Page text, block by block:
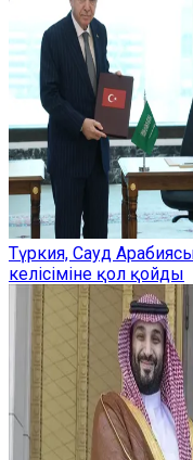
Түркия, Сауд
келісіміне қол қойды